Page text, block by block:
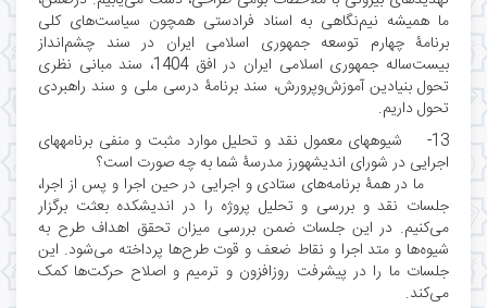
ما همیشه نیم‌نگاهی به اسناد فرادستی همچون سیاست‌های ﮐﻠﻰ
ﺑﺮﻧﺎمۀ ﭼﻬﺎرم ﺗﻮﺳﻌﻪ ﺟﻤﻬﻮرى اﺳﻼﻣﻰ اﯾﺮان در سند چشم‌انداز
بیست‌ساله جمهوری اسلامی ایران در افق 1404، سند مبانی نظری
تحول بنیادین آموزش‌وپرورش، سند برنامۀ درسی ملی و سند راهبردی
تحول داریم.
13- شیوههای معمول نقد و تحلیل موارد مثبت و منفی برنامههای
اجرایی در شورای اندیشهورز مدرسۀ شما به چه صورت است؟
ما در همۀ برنامه‌های ستادی و اجرایی در حین اجرا و پس از اجرا،
جلسات نقد و بررسی و تحلیل پروژه را در اندیشکده بعثت برگزار
می‌کنیم. در این جلسات ضمن بررسی میزان تحقق اهداف طرح به
شیوه‌ها و متد اجرا و نقاط ضعف و قوت طرح‌ها پرداخته می‌شود. این
جلسات ما را در پیشرفت روزافزون و ترمیم و اصلاح حرکت‌ها کمک
می‌کند.